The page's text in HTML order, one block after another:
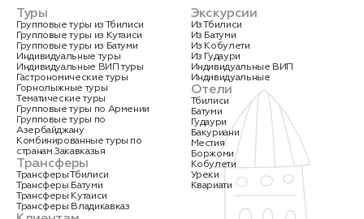
Туры
Групповые туры из Тбилиси
Групповые туры из Кутаиси
Групповые туры из Батуми
Индивидуальные туры
Индивидуальные ВИП туры
Гастрономические туры
Горнолыжные туры
Тематические туры
Групповые туры по Армении
Групповые туры по
Азербайджану
Комбинированные туры по
странам Закавказья
Трансферы
Трансферы Тбилиси
Трансферы Батуми
Трансферы Кутаиси
Трансферы Владикавказ
Экскурсии
Из Тбилиси
Из Батуми
Из Кобулети
Из Гудаури
Индивидуальные ВИП
Индивидуальные
Отели
Тбилиси
Батуми
Гудаури
Бакуриани
Местия
Боржоми
Кобулети
Уреки
Квариати
Нажимая на кнопку, вы соглашаетесь с условиями
Политики конфиденциальности
Заявка успешно
отправлена!